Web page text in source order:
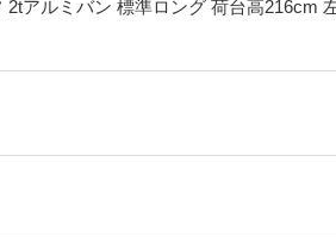
2tアルミバン 標準ロング 荷台高216cm